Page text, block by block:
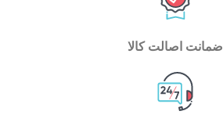
ضمانت اصالت کالا